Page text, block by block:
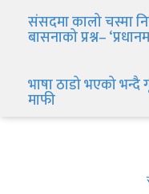
संसदमा कालो चस्मा
बासनाको प्रश्न–
भाषा ठाडो भएको भन्दै
माफी